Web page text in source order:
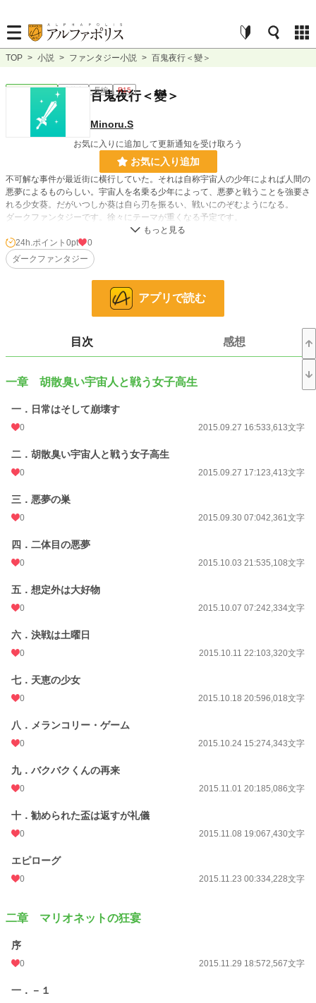
TOP > 小説 > ファンタジー小説 > 百鬼夜行＜變＞
ファンタジー 連載中 長編 R15
百鬼夜行＜變＞
Minoru.S
お気に入りに追加して更新通知を受け取ろう
お気に入り追加
不可解な事件が最近街に横行していた。それは自称宇宙人の少年によれば人間の
悪夢によるものらしい。宇宙人を名乗る少年によって、悪夢と戦うことを強要さ
れる少女葵。だがいつしか葵は自ら刃を振るい、戦いにのぞむようになる。
ダークファンタジーです。徐々にテーマが重くなる予定です。
1/3 二章、一－１大幅に書きなおしてます。
228,724 位 / 228,724 件
53,293 位 / 53,293 件
24h.ポイント 0 pt
文字数 122,705
更新日時 2016.05.01 23:46
初回公開日時
週間ポイント 0 pt (228,724 位)
24h.ポイント 0pt
0
ダークファンタジー
アプリで読む
目次 感想
一章 胡散臭い宇宙人と戦う女子高生
一．日常はそして崩壊す
0 2015.09.27 16:533,613文字
二．胡散臭い宇宙人と戦う女子高生
0 2015.09.27 17:123,413文字
三．悪夢の巣
0 2015.09.30 07:042,361文字
四．二体目の悪夢
0 2015.10.03 21:535,108文字
五．想定外は大好物
0 2015.10.07 07:242,334文字
六．決戦は土曜日
0 2015.10.11 22:103,320文字
七．天恵の少女
0 2015.10.18 20:596,018文字
八．メランコリー・ゲーム
0 2015.10.24 15:274,343文字
九．バクバクくんの再来
0 2015.11.01 20:185,086文字
十．勧められた盃は返すが礼儀
0 2015.11.08 19:067,430文字
エピローグ
0 2015.11.23 00:334,228文字
二章 マリオネットの狂宴
序
0 2015.11.29 18:572,567文字
一．－１